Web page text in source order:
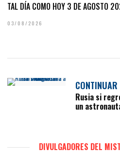
TAL DÍA COMO HOY 3 DE AGOSTO
03/08/2026
CONTINUAR
Rusia si
un
DIVULGADORES DEL